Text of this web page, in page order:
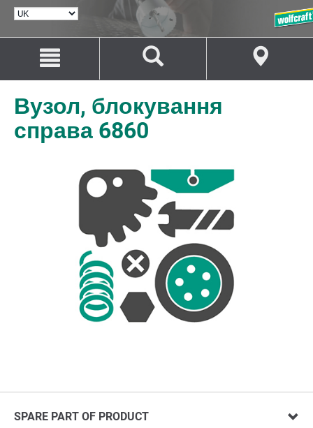
ВИБРАТИ
Перейти
змісту
Перейти
навігації
Вузол, блокування
справа 6860
SPARE PART OF PRODUCT